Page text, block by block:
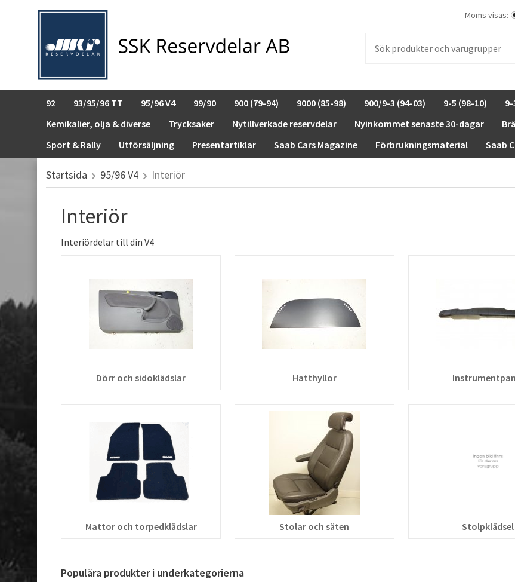
Moms visas:
92 93/95/96 TT 95/96 V4 99/90 900 (79-94) 9000 (85-98) 900/9-3 (94-03) 9-5 (98-10)
Kemikalier, olja & diverse
Trycksaker Nytillverkade reservdelar Nyinkommet senaste 30-dagar
Sport & Rally
Utförsäljning Presentartiklar Saab Cars Magazine Förbrukningsmaterial Saab
Startsida 95/96 V4 Interiör
Interiör
Interiördelar till din V4
Dörr och sidoklädslar Hatthyllor
Mattor och torpedklädslar Stolar och säten Stolpklädsel
Populära produkter i underkategorierna